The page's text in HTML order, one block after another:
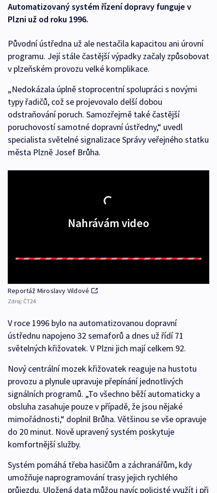
Automatizovaný systém řízení dopravy funguje v
Plzni už od roku 1996.
Původní ústředna už ale nestačila kapacitou ani úrovní
programu. Její stále častější výpadky začaly způsobovat
v plzeňském provozu velké komplikace.
„Nedokázala úplně stoprocentní spolupráci s novými
typy řadičů, což se projevovalo delší dobou
odstraňování poruch. Samozřejmě také častější
poruchovostí samotné dopravní ústředny,“ uvedl
specialista světelné signalizace Správy veřejného statku
města Plzně Josef Brůha.
Nahrávám video
Reportáž Miroslavy Vildové
Zdroj: ČT24
V roce 1996 bylo na automatizovanou dopravní
ústřednu napojeno 32 semaforů a dnes už řídí 71
světelných křižovatek. V Plzni jich mají celkem 92.
Nový centrální mozek křižovatek reaguje na hustotu
provozu a plynule upravuje přepínání jednotlivých
signálních programů. „To všechno běží automaticky a
obsluha zasahuje pouze v případě, že jsou nějaké
mimořádnosti,“ doplnil Brůha. Většinou se vše opravuje
do 20 minut. Nově upravený systém poskytuje
komfortnější služby.
Systém pomáhá třeba hasičům a záchranářům, kdy
umožňuje naprogramování trasy jejich rychlého
průjezdu. Uložená data můžou navíc policisté využít i při